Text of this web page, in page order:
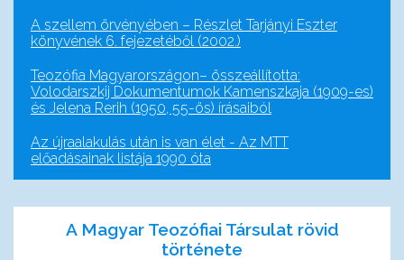
A szellem örvényében – Részlet Tarjányi Eszter
könyvének 6. fejezetéből (2002.)
Teozófia Magyarországon– összeállította:
Volodarszkij Dokumentumok Kamenszkaja (1909-es)
és Jelena Rerih (1950, 55-ös) írásaiból
Az újraalakulás után is van élet - Az MTT
előadásainak listája 1990 óta
A Magyar Teozófiai Társulat rövid
története